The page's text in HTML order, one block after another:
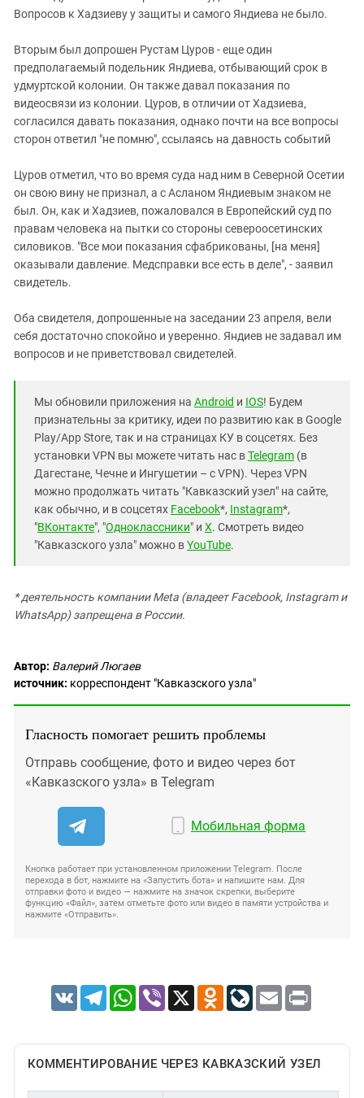
Вопросов к Хадзиеву у защиты и самого Яндиева не было.
Вторым был допрошен Рустам Цуров - еще один
предполагаемый подельник Яндиева, отбывающий срок в
удмуртской колонии. Он также давал показания по
видеосвязи из колонии. Цуров, в отличии от Хадзиева,
согласился давать показания, однако почти на все вопросы
сторон ответил "не помню", ссылаясь на давность событий
Цуров отметил, что во время суда над ним в Северной Осетии
он свою вину не признал, а с Асланом Яндиевым знаком не
был. Он, как и Хадзиев, пожаловался в Европейский суд по
правам человека на пытки со стороны североосетинских
силовиков. "Все мои показания сфабрикованы, [на меня]
оказывали давление. Медсправки все есть в деле", - заявил
свидетель.
Оба свидетеля, допрошенные на заседании 23 апреля, вели
себя достаточно спокойно и уверенно. Яндиев не задавал им
вопросов и не приветствовал свидетелей.
Мы обновили приложения на Android и IOS! Будем
признательны за критику, идеи по развитию как в Google
Play/App Store, так и на страницах КУ в соцсетях. Без
установки VPN вы можете читать нас вTelegram (в
Дагестане, Чечне и Ингушетии – с VPN). Через VPN
можно продолжать читать "Кавказский узел" на сайте,
как обычно, и в соцсетях Facebook*, Instagram*,
"ВКонтакте", "Одноклассники" и X. Смотреть видео
"Кавказского узла" можно вYouTube.
* деятельность компании Meta (владеет Facebook, Instagram и
WhatsApp) запрещена в России.
Автор: Валерий Люгаев
источник: корреспондент "Кавказского узла"
Гласность помогает решить проблемы
Отправь сообщение, фото и видео через бот
«Кавказского узла» в Telegram
Мобильная форма
Кнопка работает при установленном приложении Telegram. После
перехода в бот, нажмите на «Запустить бота» и напишите нам. Для
отправки фото и видео — нажмите на значок скрепки, выберите
функцию «Файл», затем отметьте фото или видео в памяти устройства и
нажмите «Отправить».
VK TelegramWhatsApp
Viber X Odnoklassniki
LiveJournal
Email Print
КОММЕНТИРОВАНИЕ ЧЕРЕЗ КАВКАЗСКИЙ УЗЕЛ